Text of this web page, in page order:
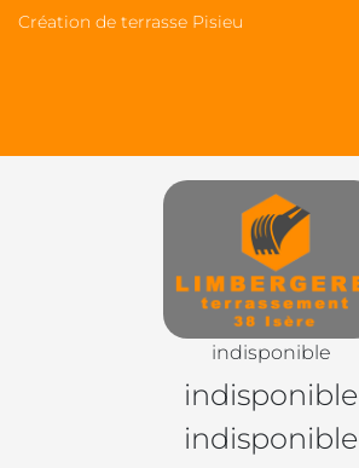
Création de terrasse Pisieu
indisponible
indisponible
indisponible